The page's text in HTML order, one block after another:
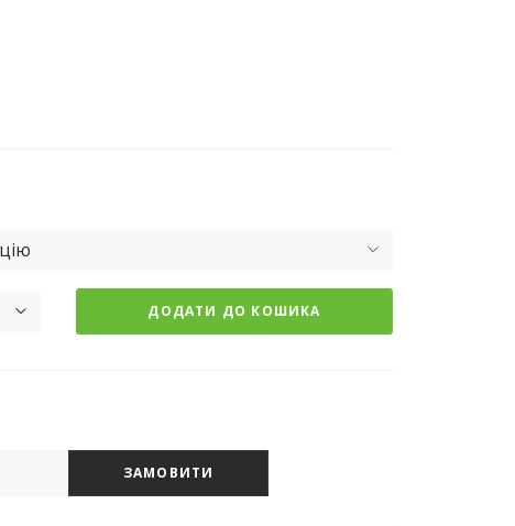
ДОДАТИ ДО КОШИКА
ЗАМОВИТИ